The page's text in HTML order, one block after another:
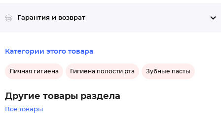
Гарантия и возврат
Категории этого товара
Личная гигиена Гигиена полости рта Зубные пасты
Другие товары раздела
Все товары